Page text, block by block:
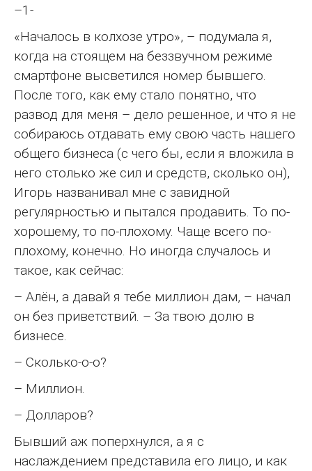
–1-
«Началось в колхозе утро», – подумала я,
когда на стоящем на беззвучном режиме
смартфоне высветился номер бывшего.
После того, как ему стало понятно, что
развод для меня – дело решенное, и что я не
собираюсь отдавать ему свою часть нашего
общего бизнеса (с чего бы, если я вложила в
него столько же сил и средств, сколько он),
Игорь названивал мне с завидной
регулярностью и пытался продавить. То по-
хорошему, то по-плохому. Чаще всего по-
плохому, конечно. Но иногда случалось и
такое, как сейчас:
– Алён, а давай я тебе миллион дам, – начал
он без приветствий. – За твою долю в
бизнесе.
– Сколько-о-о?
– Миллион.
– Долларов?
Бывший аж поперхнулся, а я с
наслаждением представила его лицо, и как